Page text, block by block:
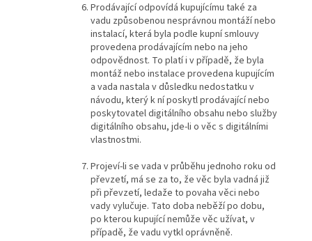
Prodávající odpovídá kupujícímu také za
vadu způsobenou nesprávnou montáží nebo
instalací, která byla podle kupní smlouvy
provedena prodávajícím nebo na jeho
odpovědnost. To platí i v případě, že byla
montáž nebo instalace provedena kupujícím
a vada nastala v důsledku nedostatku v
návodu, který k ní poskytl prodávající nebo
poskytovatel digitálního obsahu nebo služby
digitálního obsahu, jde-li o věc s digitálními
vlastnostmi.
Projeví-li se vada v průběhu jednoho roku od
převzetí, má se za to, že věc byla vadná již
při převzetí, ledaže to povaha věci nebo
vady vylučuje. Tato doba neběží po dobu,
po kterou kupující nemůže věc užívat, v
případě, že vadu vytkl oprávněně.